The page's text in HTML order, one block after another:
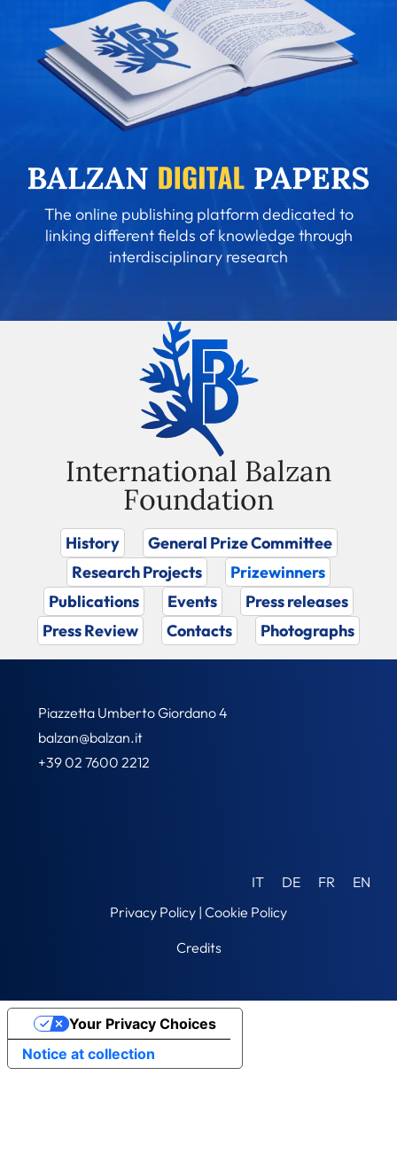
The online publishing platform dedicated to
linking different fields of knowledge through
interdisciplinary research
International Balzan
Foundation
History
General Prize Committee
Research Projects
Prizewinners
Publications
Events
Press releases
Press Review
Contacts Photographs
Piazzetta Umberto Giordano 4
balzan@balzan.it
+39 02 7600 2212
IT DE FR
EN
Privacy Policy | Cookie Policy
Credits
Notice at collection
Your Privacy Choices